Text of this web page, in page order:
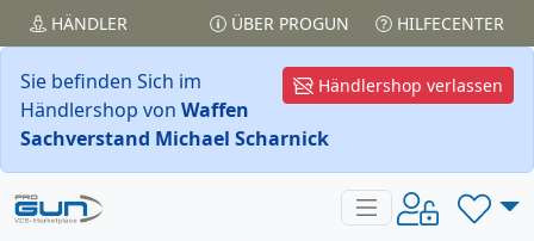
HÄNDLER ÜBER PROGUN HILFECENTER
Händlershop verlassen
Sie befinden Sich im
Händlershop von Waffen
Sachverstand Michael Scharnick